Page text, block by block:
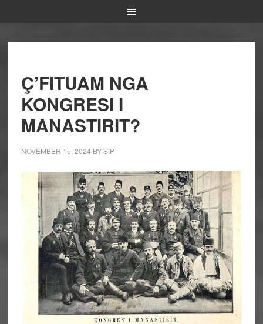
Ç’FITUAM NGA
KONGRESI I
MANASTIRIT?
NOVEMBER 15, 2024 BYS P